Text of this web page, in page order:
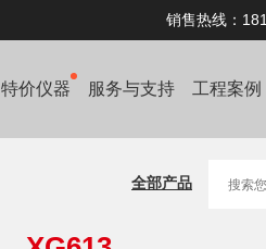
销售热线：
特价仪器 服务与支持 工程案例
全部产品